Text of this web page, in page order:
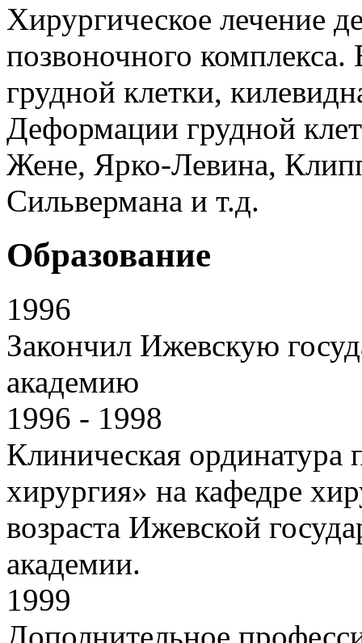
Хирургическое лечение
позвоночного
грудной клетки,
Деформации грудной
Жене, Ярко-Левина,
Сильвермана и т.д.
Образование
1996
Закончил Ижевскую
академию
1996 - 1998
Клиническая ординатура
хирургия» на кафедре
возраста Ижевской
академии.
1999
Дополнительное